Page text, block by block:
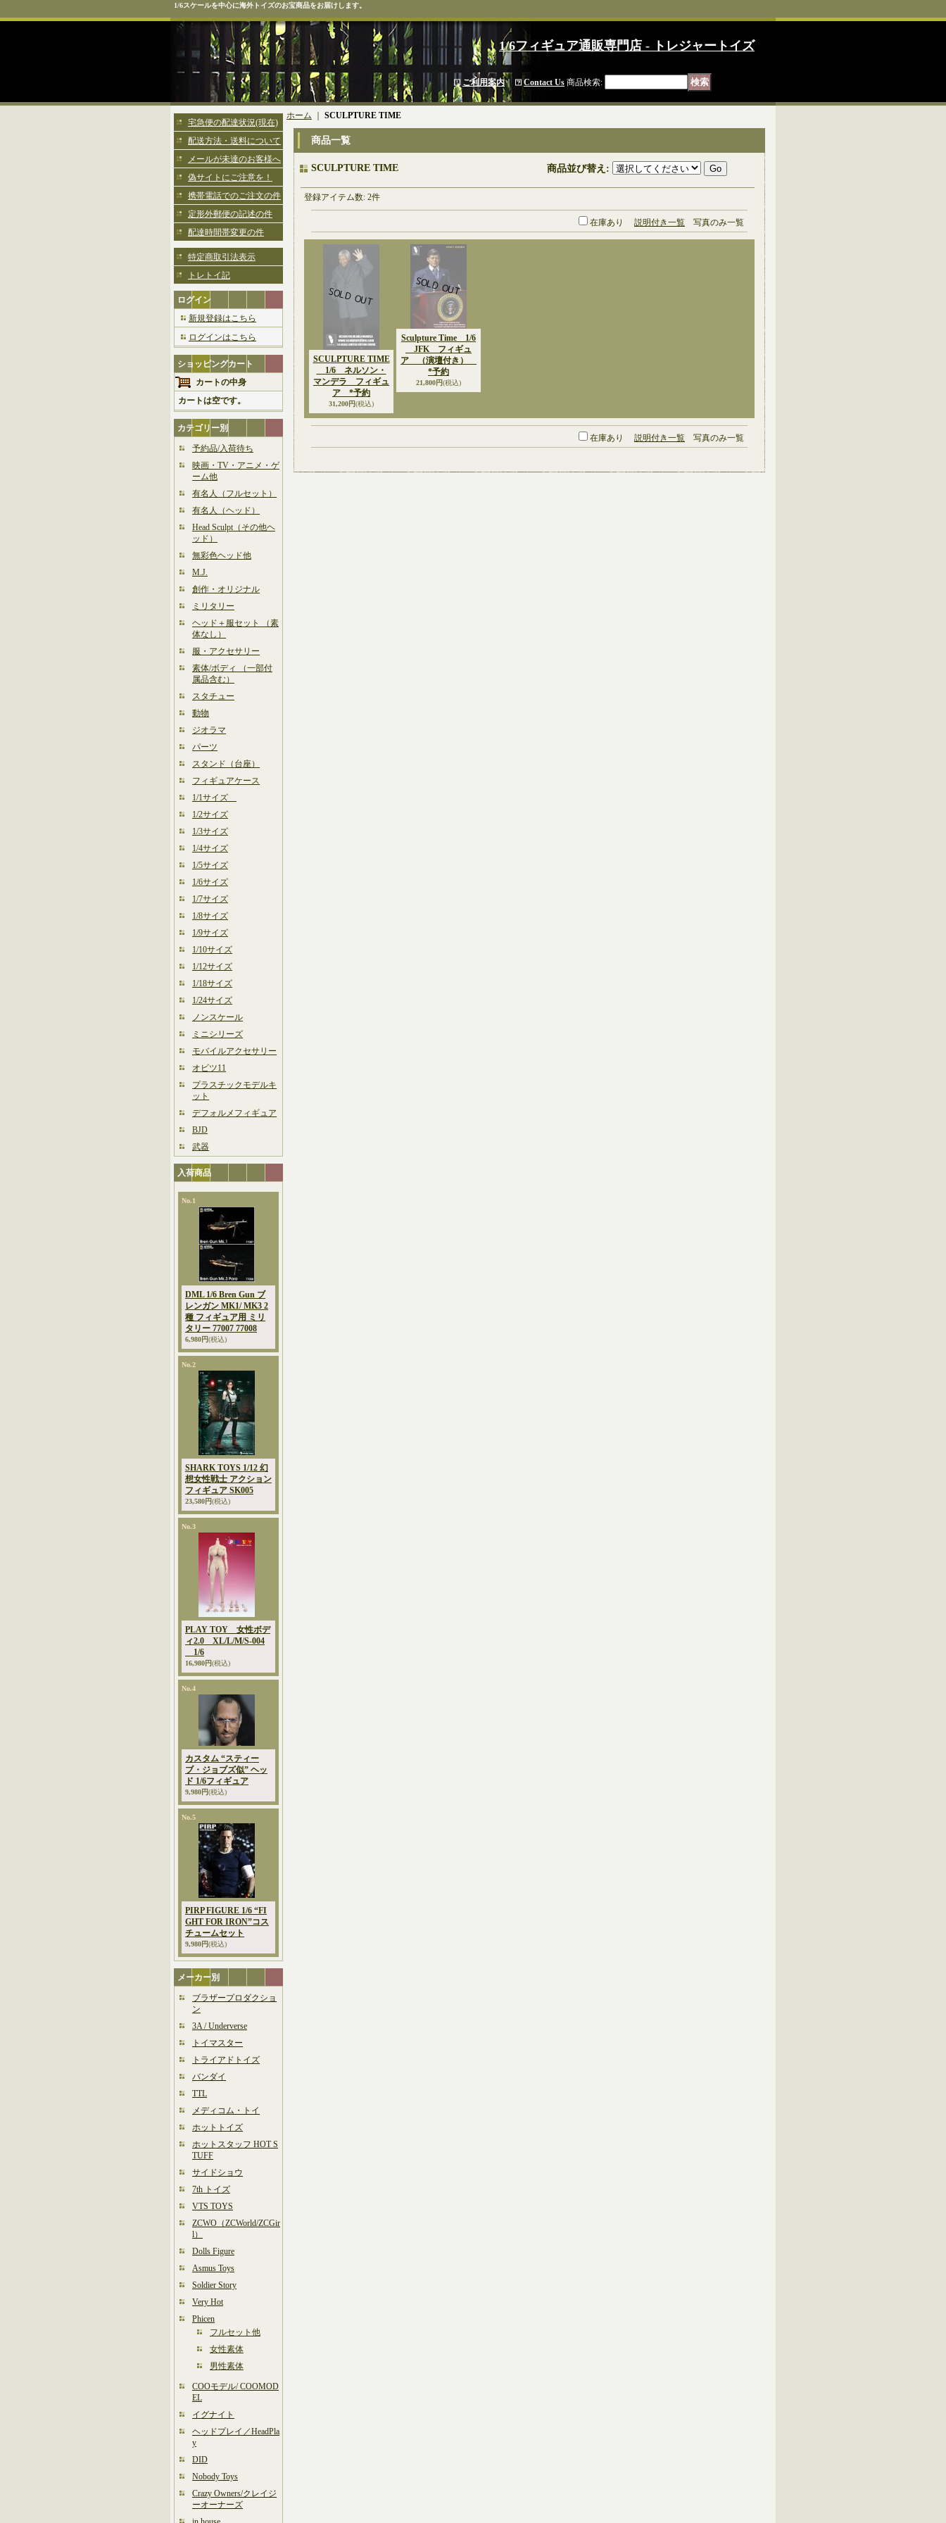
1/6スケールを中心に海外トイズのお宝商品をお届けします。
1/6フィギュア通販専門店 - トレジャートイズ
ご利用案内｜ Contact Us 商品検索:
宅急便の配達状況(現在)
配送方法・送料について
メールが未達のお客様へ
偽サイトにご注意を！
携帯電話でのご注文の件
定形外郵便の記述の件
配達時間帯変更の件
特定商取引法表示
トレトイ記
ログイン
新規登録はこちら
ログインはこちら
ショッピングカート
カートの中身
カートは空です。
カテゴリー別
予約品/入荷待ち
映画・TV・アニメ・ゲ
ーム他
有名人（フルセット）
有名人（ヘッド）
Head Sculpt（その他ヘ
ッド）
無彩色ヘッド他
M.J.
創作・オリジナル
ミリタリー
ヘッド＋服セット （素
体なし）
服・アクセサリー
素体/ボディ （一部付
属品含む）
スタチュー
動物
ジオラマ
パーツ
スタンド（台座）
フィギュアケース
1/1サイズ
1/2サイズ
1/3サイズ
1/4サイズ
1/5サイズ
1/6サイズ
1/7サイズ
1/8サイズ
1/9サイズ
1/10サイズ
1/12サイズ
1/18サイズ
1/24サイズ
ノンスケール
ミニシリーズ
モバイルアクセサリー
オビツ11
プラスチックモデルキ
ット
デフォルメフィギュア
BJD
武器
入荷商品
No.1
DML 1/6 Bren Gun ブ
レンガン MK1/ MK3 2
種 フィギュア用 ミリ
タリー 77007 77008
6,980円(税込)
No.2
SHARK TOYS 1/12 幻
想女性戦士 アクション
フィギュア SK005
23,580円(税込)
No.3
PLAY TOY 女性ボデ
ィ2.0 XL/L/M/S-004
1/6
16,980円(税込)
No.4
カスタム “スティー
ブ・ジョブズ似” ヘッ
ド 1/6フィギュア
9,980円(税込)
No.5
PIRP FIGURE 1/6 “FI
GHT FOR IRON”コス
チュームセット
9,980円(税込)
メーカー別
ブラザープロダクショ
ン
3A / Underverse
トイマスター
トライアドトイズ
バンダイ
TTL
メディコム・トイ
ホットトイズ
ホットスタッフ HOT S
TUFF
サイドショウ
7th トイズ
VTS TOYS
ZCWO（ZCWorld/ZCGir
l）
Dolls Figure
Asmus Toys
Soldier Story
Very Hot
Phicen
フルセット他
女性素体
男性素体
COOモデル/ COOMOD
EL
イグナイト
ヘッドプレイ／HeadPla
y
DID
Nobody Toys
Crazy Owners/クレイジ
ーオーナーズ
ホーム SCULPTURE TIME
商品一覧
SCULPTURE TIME 商品並び替え :
登録アイテム数: 2件
在庫あり 説明付き一覧 写真のみ一覧
SCULPTURE TIME
1/6 ネルソン・
マンデラ フィギュ
ア *予約
31,200円(税込)
Sculpture Time 1/6
JFK フィギュ
ア （演壇付き）
*予約
21,800円(税込)
在庫あり 説明付き一覧 写真のみ一覧